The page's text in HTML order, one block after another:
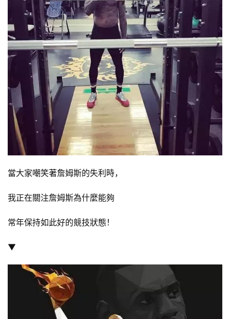
當大家嘲笑著詹姆斯的失利時，
我正在關注詹姆斯為什麼能夠
常年保持如此好的競技狀態！
▼